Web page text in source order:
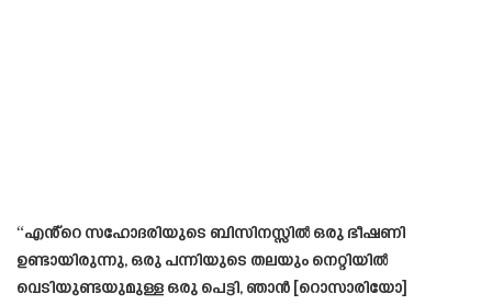
“എൻ്റെ സഹോദരിയുടെ ബിസിനസ്സിൽ ഒരു ഭീഷണി
ഉണ്ടായിരുന്നു, ഒരു പന്നിയുടെ തലയും നെറ്റിയിൽ
വെടിയുണ്ടയുമുള്ള ഒരു പെട്ടി, ഞാൻ [റൊസാരിയോ]